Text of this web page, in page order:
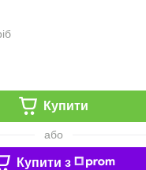
Купити
або
Купити з